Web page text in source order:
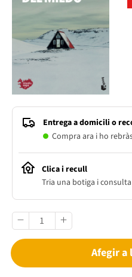
Entrega a domicili o
Compra ara i ho
Clica i recull
Tria una botiga i
Afegir a